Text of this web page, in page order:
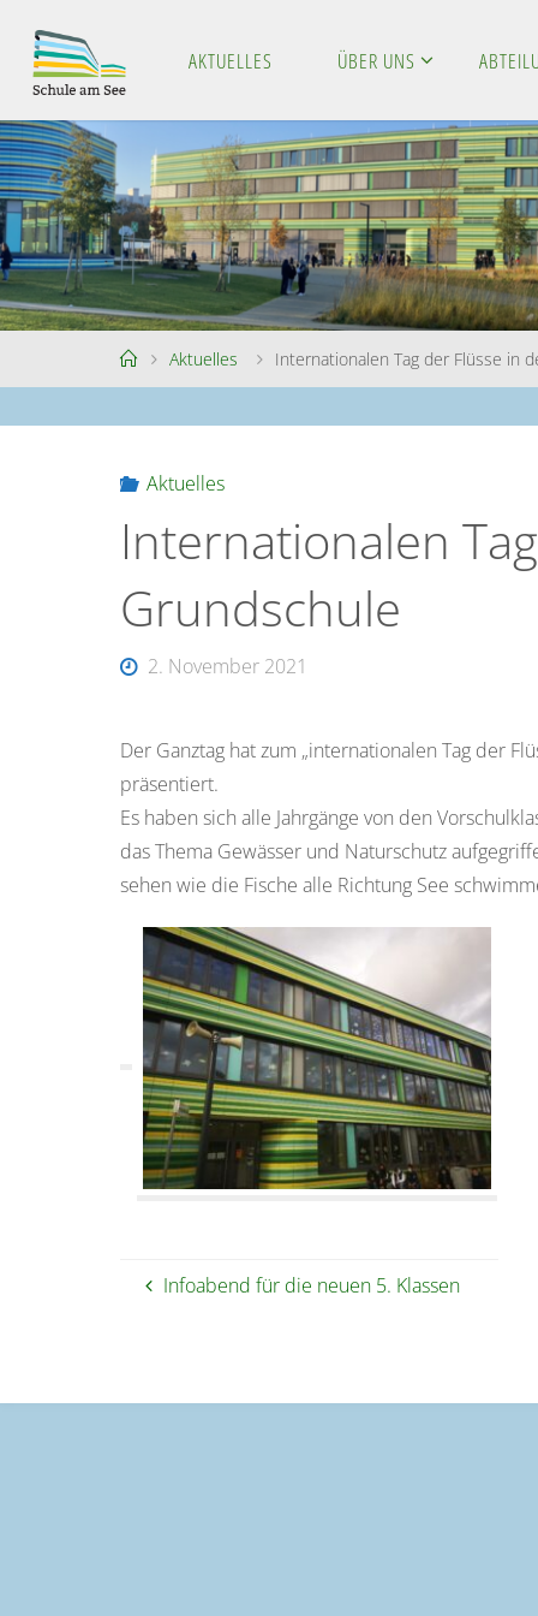
content
CH
ULE
AM
SEE
AKTUELLES ÜBER UNS
HomeAktuelles Internationalen Tag der Flüsse in
Aktuelles
Internationalen
Grundschule
2. November 2021
Der Ganztag hat zum „internationalen Tag der
präsentiert.
Es haben sich alle Jahrgänge von den
das Thema Gewässer und Naturschutz
sehen wie die Fische alle Richtung See
Infoabend für die neuen 5. Klassen